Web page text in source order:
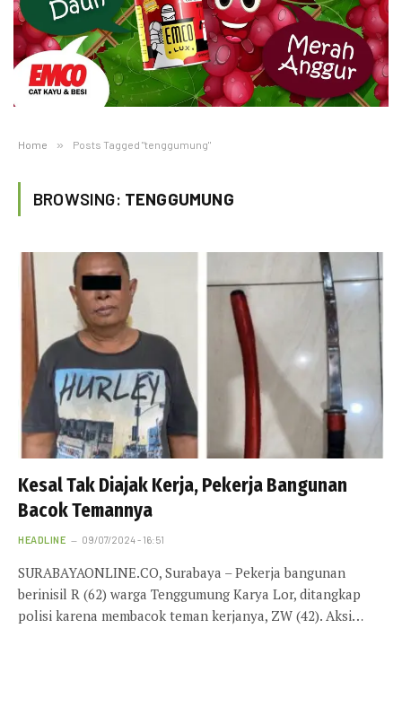
Home » Posts Tagged "tenggumung"
BROWSING: TENGGUMUNG
Kesal Tak Diajak Kerja, Pekerja Bangunan
Bacok Temannya
HEADLINE 09/07/2024 - 16:51
SURABAYAONLINE.CO, Surabaya – Pekerja bangunan
berinisil R (62) warga Tenggumung Karya Lor, ditangkap
polisi karena membacok teman kerjanya, ZW (42). Aksi…